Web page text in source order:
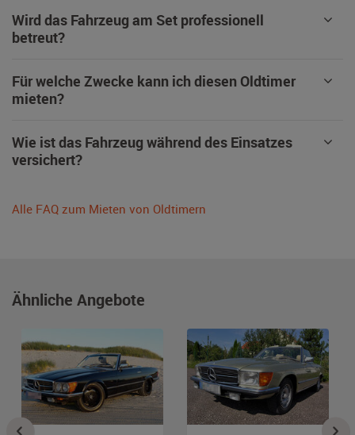
Wird das Fahrzeug am Set professionell
betreut?
Für welche Zwecke kann ich diesen Oldtimer
mieten?
Wie ist das Fahrzeug während des Einsatzes
versichert?
Alle FAQ zum Mieten von Oldtimern
Ähnliche Angebote